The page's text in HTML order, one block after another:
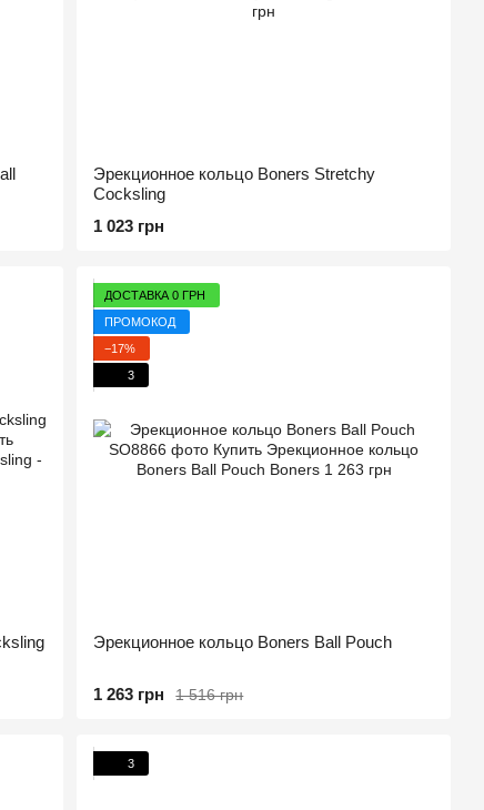
Эрекционное кольцо Boners Stretchy
Cocksling
1 023 грн
ДОСТАВКА 0 ГРН
ПРОМОКОД
−17%
3
Эрекционное кольцо Boners Ball Pouch
1 516 грн
1 263 грн
3